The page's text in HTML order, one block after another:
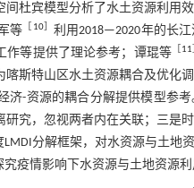
间杜宾模型分析了水土资源利用
等
10］ 利用2018—2020年的长
作等提供了理论参考；谭琨等［ 11
斯特山区水土资源耦合及优化
-资源的耦合分解提供模型参
究，忽视两者内在关联；三是
分解框架，对水资源与土地
疫情影响下水资源与土地资源利